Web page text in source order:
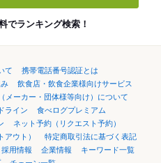
でランキング検索！
て
携帯電話番号認証とは
飲食店・飲食企業様向けサービス
メーカー・団体様等向け）について
ライン
食べログプレミアム
ネット予約（リクエスト予約）
アウト）
特定商取引法に基づく表記
採用情報 企業情報
キーワード一覧